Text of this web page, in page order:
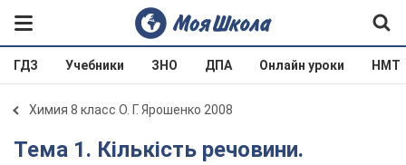
ГДЗ Учебники ЗНО ДПА Онлайн уроки НМТ
Химия 8 класс О. Г. Ярошенко 2008
Тема 1. Кількість речовини.